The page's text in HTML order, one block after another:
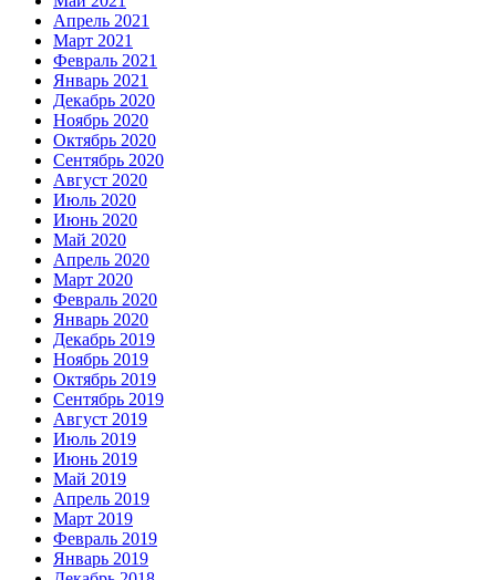
Апрель 2021
Март 2021
Февраль 2021
Январь 2021
Декабрь 2020
Ноябрь 2020
Октябрь 2020
Сентябрь 2020
Август 2020
Июль 2020
Июнь 2020
Май 2020
Апрель 2020
Март 2020
Февраль 2020
Январь 2020
Декабрь 2019
Ноябрь 2019
Октябрь 2019
Сентябрь 2019
Август 2019
Июль 2019
Июнь 2019
Май 2019
Апрель 2019
Март 2019
Февраль 2019
Январь 2019